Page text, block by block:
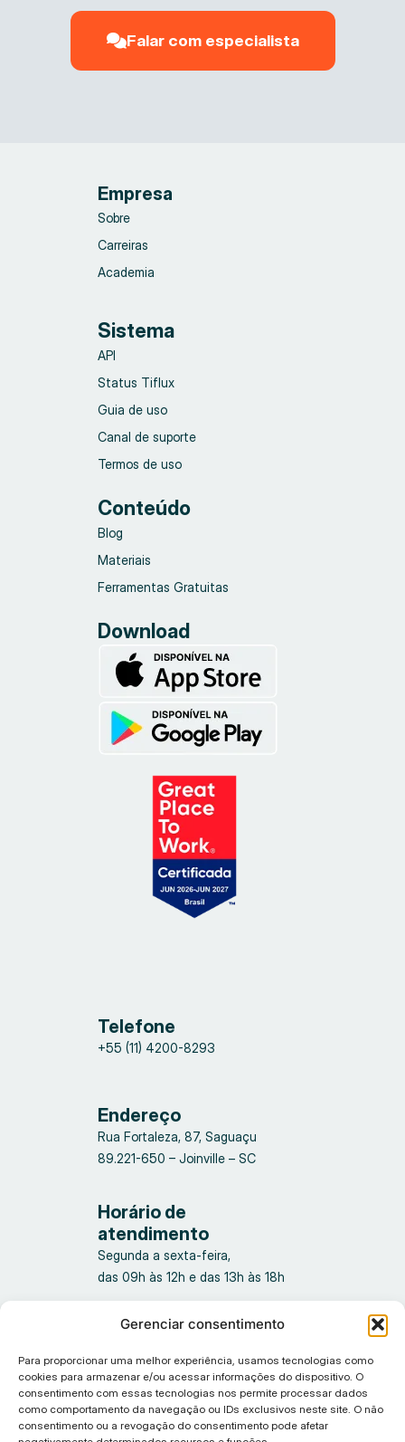
Gerenciar consentimento
Para proporcionar uma melhor experiência, usamos tecnologias como
cookies para armazenar e/ou acessar informações do dispositivo. O
consentimento com essas tecnologias nos permite processar dados
como comportamento da navegação ou IDs exclusivos neste site. O não
consentimento ou a revogação do consentimento pode afetar
Falar com especialista
Empresa
Sobre
Carreiras
Academia
Sistema
API
Status Tiflux
Guia de uso
Canal de suporte
Termos de uso
Conteúdo
Blog
Materiais
Ferramentas Gratuitas
Download
Telefone
+55 (11) 4200-8293
Endereço
Rua Fortaleza, 87, Saguaçu
89.221-650 – Joinville – SC
Horário de
atendimento
Segunda a sexta-feira,
das 09h às 12h e das 13h às 18h
Política de privacidade